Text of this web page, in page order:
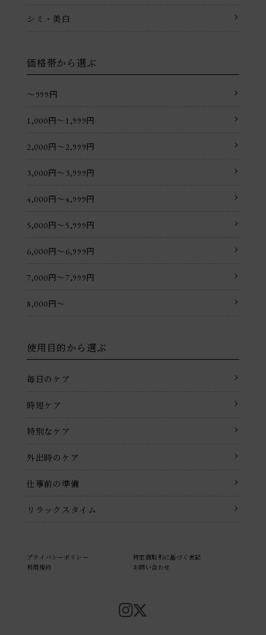
シミ・美白
価格帯から選ぶ
〜999円
1,000円〜1,999円
2,000円〜2,999円
3,000円〜3,999円
4,000円〜4,999円
5,000円〜5,999円
6,000円〜6,999円
7,000円〜7,999円
8,000円〜
使用目的から選ぶ
毎日のケア
時短ケア
特別なケア
外出時のケア
仕事前の準備
リラックスタイム
プライバシーポリシー
特定商取引に基づく表記
利用規約
お問い合わせ